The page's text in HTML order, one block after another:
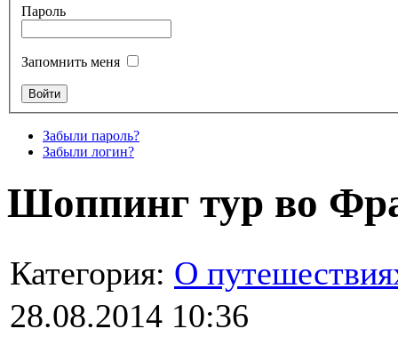
Пароль
Запомнить меня
Забыли пароль?
Забыли логин?
Шоппинг тур во
Категория: О
28.08.2014 10:36